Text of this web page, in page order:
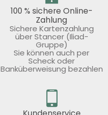
100 % sichere Online-
Zahlung
Sichere Kartenzahlung
über Stancer (Iliad-
Gruppe)
Sie können auch per
Scheck oder
Banküberweisung bezahlen